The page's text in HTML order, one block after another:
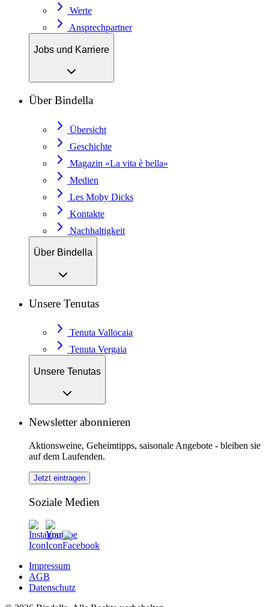
Werte
Ansprechpartner
Jobs und Karriere
Über Bindella
Übersicht
Geschichte
Magazin «La vita è bella»
Medien
Les Moby Dicks
Kontakte
Nachhaltigkeit
Über Bindella
Unsere Tenutas
Tenuta Vallocaia
Tenuta Vergaia
Unsere Tenutas
Newsletter abonnieren
Aktionsweine, Geheimtipps, saisonale Angebote - bleiben sie
auf dem Laufenden.
Jetzt eintragen
Soziale Medien
Impressum
AGB
Datenschutz